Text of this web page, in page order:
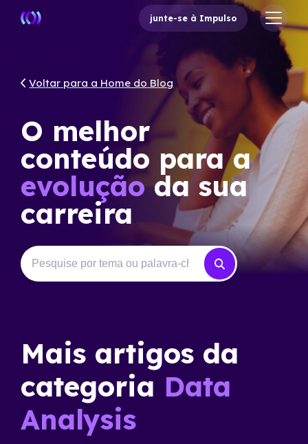
junte-se à Impulso
Voltar para a Home do Blog
O melhor
conteúdo para a
evolução da sua
carreira
Mais artigos da
categoria Data
Analysis